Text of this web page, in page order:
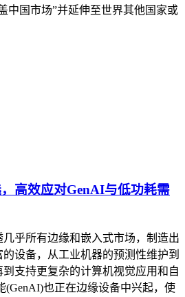
中国市场”并延伸至世界其他国家或
高效应对GenAI与低功耗需
乎所有边缘和嵌入式市场，制造出
设备，从工业机器的预测性维护到
支持更复杂的计算机视觉应用和自
(GenAI)也正在边缘设备中兴起，使